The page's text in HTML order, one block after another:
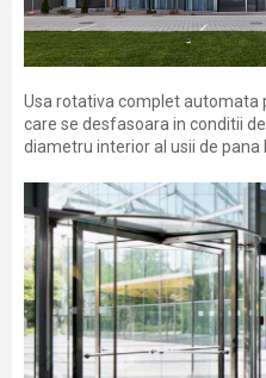
Usa rotativa complet automata
care se desfasoara in conditii
diametru interior al usii de pana